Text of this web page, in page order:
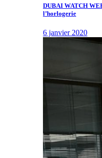
DUBAI WATCH
l’horlogerie
6 janvier 2020